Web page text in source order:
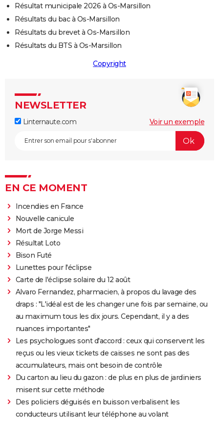
Résultat municipale 2026 à Os-Marsillon
Résultats du bac à Os-Marsillon
Résultats du brevet à Os-Marsillon
Résultats du BTS à Os-Marsillon
Copyright
NEWSLETTER
Linternaute.com Voir un exemple
EN CE MOMENT
Incendies en France
Nouvelle canicule
Mort de Jorge Messi
Résultat Loto
Bison Futé
Lunettes pour l'éclipse
Carte de l'éclipse solaire du 12 août
Alvaro Fernandez, pharmacien, à propos du lavage des
draps : "L'idéal est de les changer une fois par semaine, ou
au maximum tous les dix jours. Cependant, il y a des
nuances importantes"
Les psychologues sont d'accord : ceux qui conservent les
reçus ou les vieux tickets de caisses ne sont pas des
accumulateurs, mais ont besoin de contrôle
Du carton au lieu du gazon : de plus en plus de jardiniers
misent sur cette méthode
Des policiers déguisés en buisson verbalisent les
conducteurs utilisant leur téléphone au volant